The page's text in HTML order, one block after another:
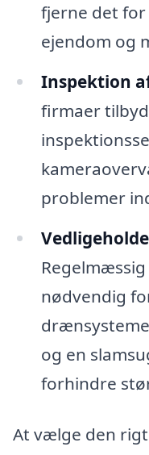
fjerne det
ejendom og
Inspektion
firmaer
problemer
nødvendig
og en
forhindre
At vælge den